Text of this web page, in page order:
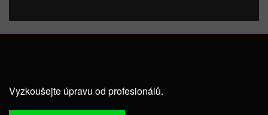
Vyzkoušejte úpravu od profesionálů.